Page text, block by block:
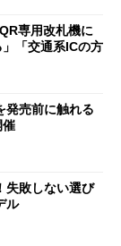
専用改札機に
「交通系ICの方
発売前に触れる
催
失敗しない選び
ル